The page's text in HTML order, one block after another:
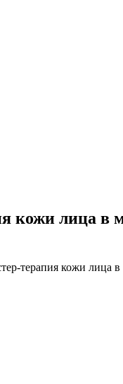
лица в
кожи лица в